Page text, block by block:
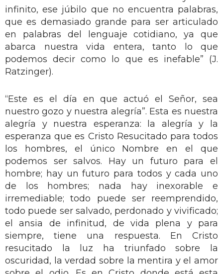
infinito, ese júbilo que no encuentra palabras,
que es demasiado grande para ser articulado
en palabras del lenguaje cotidiano, ya que
abarca nuestra vida entera, tanto lo que
podemos decir como lo que es inefable” (J.
Ratzinger).
“Este es el día en que actuó el Señor, sea
nuestro gozo y nuestra alegría”. Esta es nuestra
alegría y nuestra esperanza: la alegría y la
esperanza que es Cristo Resucitado para todos
los hombres, el único Nombre en el que
podemos ser salvos. Hay un futuro para el
hombre; hay un futuro para todos y cada uno
de los hombres; nada hay inexorable e
irremediable; todo puede ser reemprendido,
todo puede ser salvado, perdonado y vivificado;
el ansia de infinitud, de vida plena y para
siempre, tiene una respuesta. En Cristo
resucitado la luz ha triunfado sobre la
oscuridad, la verdad sobre la mentira y el amor